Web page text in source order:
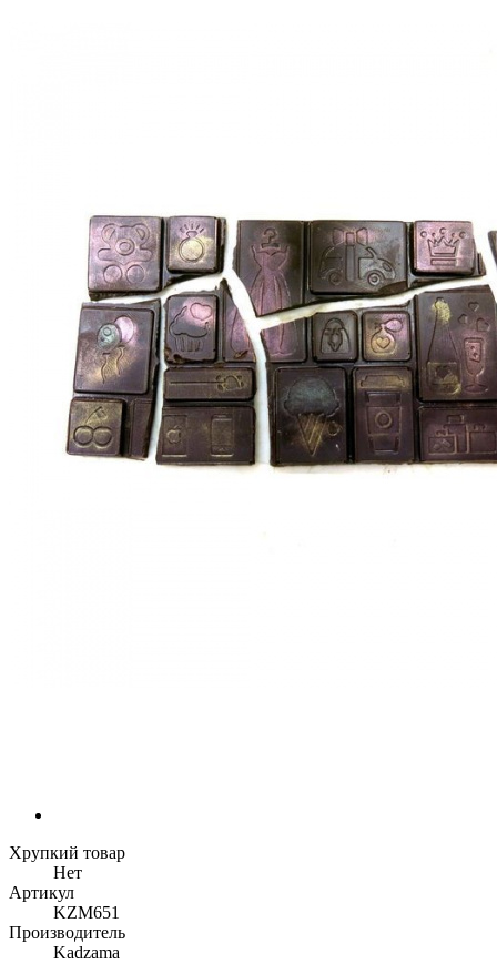
Хрупкий товар
Нет
Артикул
KZM651
Производитель
Kadzama